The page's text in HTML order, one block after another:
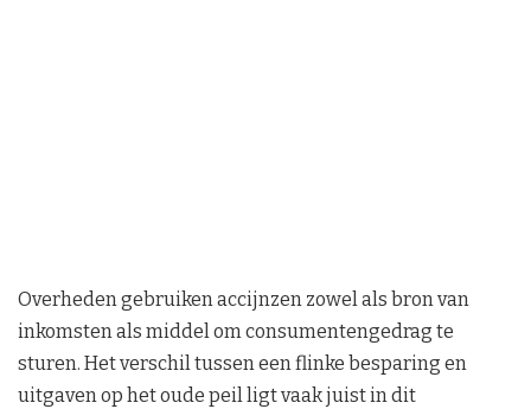
Overheden gebruiken accijnzen zowel als bron van
inkomsten als middel om consumentengedrag te
sturen. Het verschil tussen een flinke besparing en
uitgaven op het oude peil ligt vaak juist in dit